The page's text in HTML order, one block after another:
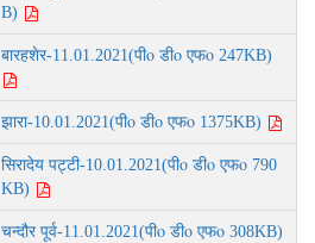
B)
बारहशेर-11.01.2021(पीo डीo एफo 247KB)
झारा-10.01.2021(पीo डीo एफo 1375KB)
सिरादेय पट्टी-10.01.2021(पीo डीo एफo 790
KB)
चन्दौर पूर्व-11.01.2021(पीo डीo एफo 308KB)